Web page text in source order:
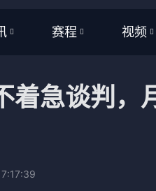
赛程
足球
视频
足球视
着急谈判，